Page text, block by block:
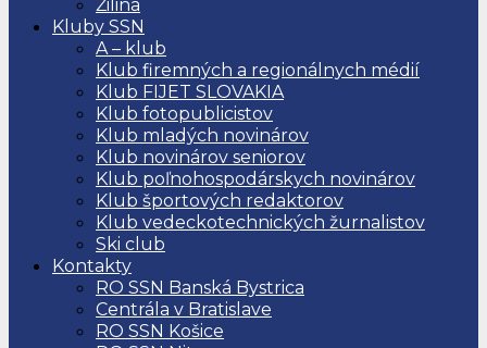
Žilina
Kluby SSN
A – klub
Klub firemných a regionálnych médií
Klub FIJET SLOVAKIA
Klub fotopublicistov
Klub mladých novinárov
Klub novinárov seniorov
Klub poľnohospodárskych novinárov
Klub športových redaktorov
Klub vedeckotechnických žurnalistov
Ski club
Kontakty
RO SSN Banská Bystrica
Centrála v Bratislave
RO SSN Košice